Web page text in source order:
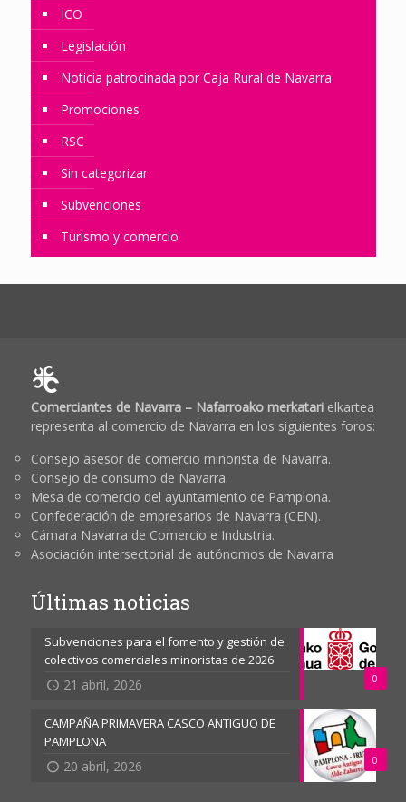
ICO
Legislación
Noticia patrocinada por Caja Rural de Navarra
Promociones
RSC
Sin categorizar
Subvenciones
Turismo y comercio
Comerciantes de Navarra – Nafarroako merkatarielkartea
representa al comercio de Navarra en los siguientes foros:
Consejo asesor de comercio minorista de Navarra.
Consejo de consumo de Navarra.
Mesa de comercio del ayuntamiento de Pamplona.
Confederación de empresarios de Navarra (CEN).
Cámara Navarra de Comercio e Industria.
Asociación intersectorial de autónomos de Navarra
Últimas noticias
0
Subvenciones para el fomento y gestión de
colectivos comerciales minoristas de 2026
21 abril, 2026
0
CAMPAÑA PRIMAVERA CASCO ANTIGUO DE
PAMPLONA
20 abril, 2026